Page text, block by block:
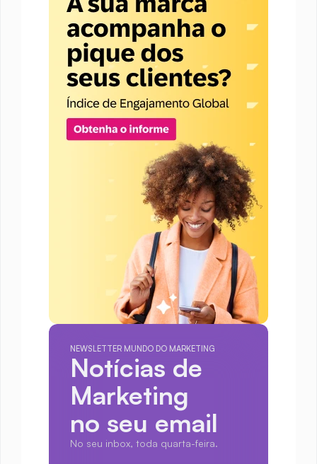
NEWSLETTER MUNDO DO MARKETING
Notícias de
Marketing
no seu email
No seu inbox, toda quarta-feira.